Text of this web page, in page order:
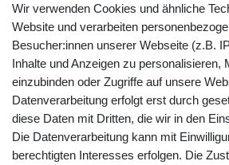
Vertrag widerrufen
YouTube Facebook
Wir verwenden Cookies und ähnliche
Website und verarbeiten
Besucher:innen unserer Webseite (z.B.
Inhalte und Anzeigen zu personalisieren,
einzubinden oder Zugriffe auf unsere
Datenverarbeitung erfolgt erst durch
diese Daten mit Dritten, die wir in den
Die Datenverarbeitung kann mit
berechtigten Interesses erfolgen. Die